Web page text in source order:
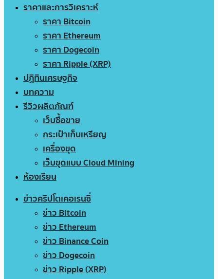
ราคาและการวิเคราะห์
ราคา Bitcoin
ราคา Ethereum
ราคา Dogecoin
ราคา Ripple (XRP)
ปฏิทินเศรษฐกิจ
บทความ
รีวิวผลิตภัณฑ์
เว็บซื้อขาย
กระเป๋าเก็บเหรียญ
เครื่องขุด
เว็บขุดแบบ Cloud Mining
ห้องเรียน
ข่าวคริปโตเคอเรนซี่
ข่าว Bitcoin
ข่าว Ethereum
ข่าว Binance Coin
ข่าว Dogecoin
ข่าว Ripple (XRP)